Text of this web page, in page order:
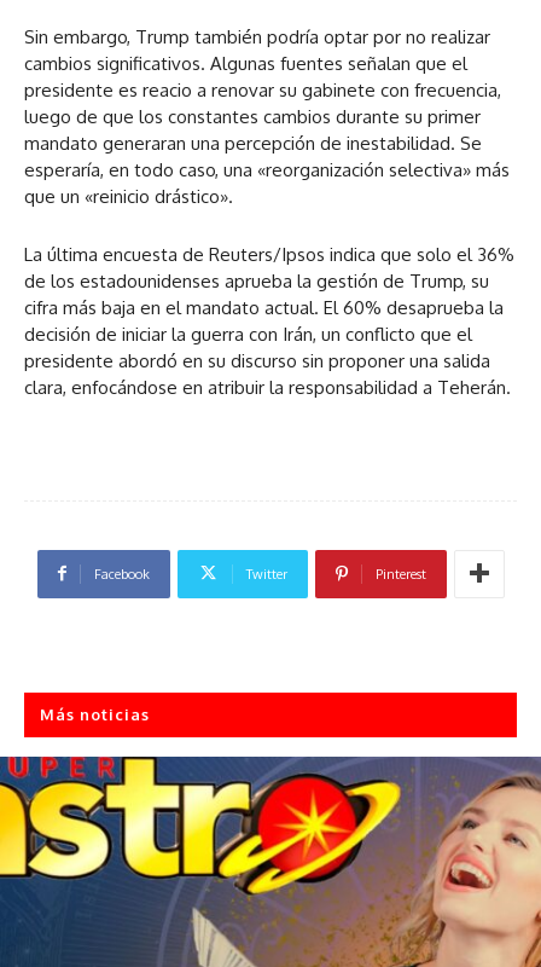
Sin embargo, Trump también podría optar por no realizar
cambios significativos. Algunas fuentes señalan que el
presidente es reacio a renovar su gabinete con frecuencia,
luego de que los constantes cambios durante su primer
mandato generaran una percepción de inestabilidad. Se
esperaría, en todo caso, una «reorganización selectiva» más
que un «reinicio drástico».
La última encuesta de Reuters/Ipsos indica que solo el 36%
de los estadounidenses aprueba la gestión de Trump, su
cifra más baja en el mandato actual. El 60% desaprueba la
decisión de iniciar la guerra con Irán, un conflicto que el
presidente abordó en su discurso sin proponer una salida
clara, enfocándose en atribuir la responsabilidad a Teherán.
Facebook Twitter Pinterest
Más noticias